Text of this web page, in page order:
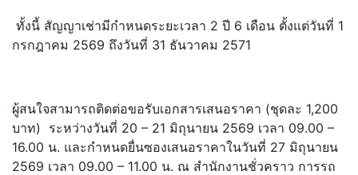
ทั้งนี้ สัญญาเช่ามีกำหนดระยะเวลา 2 ปี 6 เดือน ตั้งแต่วันที่ 1
กรกฎาคม 2569 ถึงวันที่ 31 ธันวาคม 2571
ผู้สนใจสามารถติดต่อขอรับเอกสารเสนอราคา (ชุดละ 1,200
บาท) ระหว่างวันที่ 20 – 21 มิถุนายน 2569 เวลา 09.00 –
16.00 น. และกำหนดยื่นซองเสนอราคาในวันที่ 27 มิถุนายน
2569 เวลา 09.00 – 11.00 น. ณ สำนักงานชั่วคราว การรถ